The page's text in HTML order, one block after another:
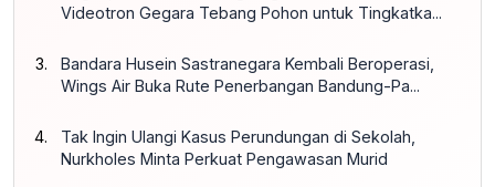
Videotron Gegara Tebang Pohon untuk Tingkatka...
Bandara Husein Sastranegara Kembali Beroperasi,
Wings Air Buka Rute Penerbangan Bandung-Pa...
Tak Ingin Ulangi Kasus Perundungan di Sekolah,
Nurkholes Minta Perkuat Pengawasan Murid